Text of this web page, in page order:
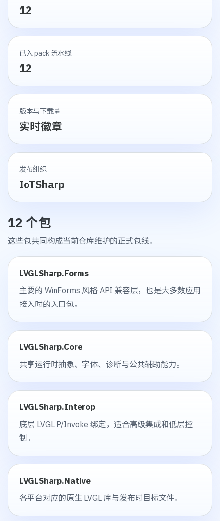
12
已入 pack 流水线
12
版本与下载量
实时徽章
发布组织
IoTSharp
12 个包
这些包共同构成当前仓库维护的正式包线。
LVGLSharp.Forms
主要的 WinForms 风格 API 兼容层，也是大多数应用
接入时的入口包。
LVGLSharp.Core
共享运行时抽象、字体、诊断与公共辅助能力。
LVGLSharp.Interop
底层 LVGL P/Invoke 绑定，适合高级集成和低层控
制。
LVGLSharp.Native
各平台对应的原生 LVGL 库与发布时目标文件。